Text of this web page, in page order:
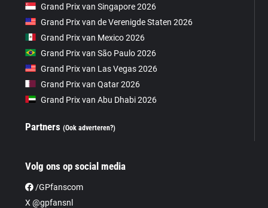
Grand Prix van Singapore 2026
Grand Prix van de Verenigde Staten 2026
Grand Prix van Mexico 2026
Grand Prix van São Paulo 2026
Grand Prix van Las Vegas 2026
Grand Prix van Qatar 2026
Grand Prix van Abu Dhabi 2026
Partners(Ook adverteren?)
Volg ons op social media
/GPfanscom
X @gpfansnl